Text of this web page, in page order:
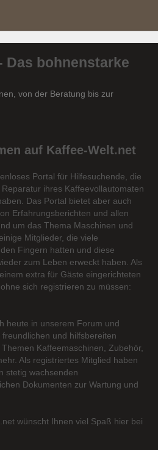
Das bohnenstarke
von der Beratung bis zur
auf Kaffee-Welt.net
Portal für Hilfesuchende, die
ihres Kaffeevollautomaten
Das Portal bietet aber auch
Erfahrungsberichten und allen
um das Thema Maschinen und
Mitglieder, die viele
Fingern hatten und diese
zum Leben erweckt haben. Als
extra für Gäste eingerichteten
sich registrieren zu müssen:
heute in unserem Forum und
und hilfsbereiten
Kaffeemaschinen, Zubehör,
Als registriertes Mitglied haben
stetig wachsenden
Dokumenten zur Wartung und
wünscht Ihnen viel Spaß hier bei